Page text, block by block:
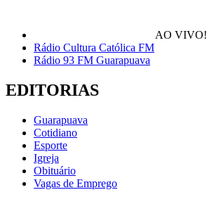
AO VIVO!
Rádio Cultura Católica FM
Rádio 93 FM Guarapuava
EDITORIAS
Guarapuava
Cotidiano
Esporte
Igreja
Obituário
Vagas de Emprego